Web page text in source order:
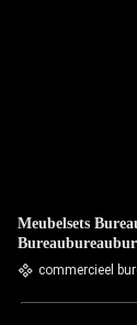
Meubelsets
commercieel